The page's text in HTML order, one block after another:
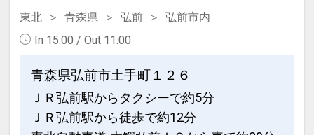
東北 青森県 弘前
弘前市内
In 15:00 / Out 11:00
青森県弘前市土手町１２６
ＪＲ弘前駅からタクシーで約5分
ＪＲ弘前駅から徒歩で約12分